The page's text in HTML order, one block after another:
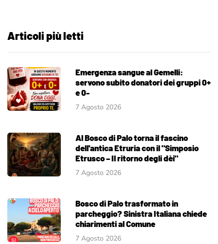
Articoli più letti
Emergenza sangue al Gemelli:
servono subito donatori dei gruppi 0+
e 0-
7 Agosto 2026
Al Bosco di Palo torna il fascino
dell'antica Etruria con il "Simposio
Etrusco – Il ritorno degli dèi"
7 Agosto 2026
Bosco di Palo trasformato in
parcheggio? Sinistra Italiana chiede
chiarimenti al Comune
7 Agosto 2026